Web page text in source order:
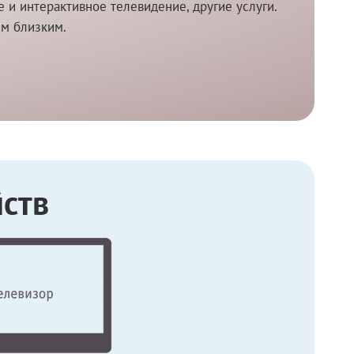
интерактивное телевидение, другие услуги.
близким.